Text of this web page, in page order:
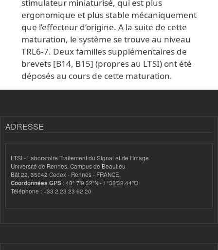
stimulateur miniaturisé, qui est plus
ergonomique et plus stable mécaniquement
que l’effecteur d’origine. A la suite de cette
maturation, le système se trouve au niveau
TRL6-7. Deux familles supplémentaires de
brevets [B14, B15] (propres au LTSI) ont été
déposés au cours de cette maturation.
ADRESSE
LTSI - Laboratoire Traitement du Signal et de l'Image
Université de Rennes, Campus de Beaulieu
Bât 22, 35042 Cedex - Rennes - FRANCE.
Coordonnées GPS : 48° 7'9.32"N - 1°38'32.44"O
Téléphone : +33 2 23 23 62 20